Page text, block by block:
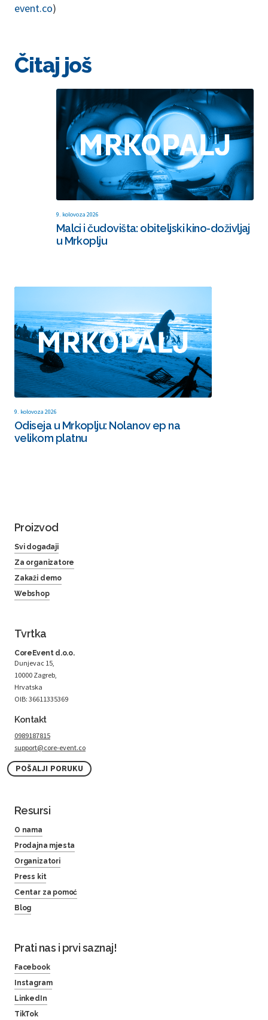
event.co)
Čitaj još
9. kolovoza 2026
Malci i čudovišta: obiteljski kino-doživljaj
u Mrkoplju
9. kolovoza 2026
Odiseja u Mrkoplju: Nolanov ep na
velikom platnu
Proizvod
Svi događaji
Za organizatore
Zakaži demo
Webshop
Tvrtka
CoreEvent d.o.o.
Dunjevac 15,
10000 Zagreb,
Hrvatska
OIB: 36611335369
Kontakt
0989187815
support@core-event.co
POŠALJI PORUKU
Resursi
O nama
Prodajna mjesta
Organizatori
Press kit
Centar za pomoć
Blog
Prati nas i prvi saznaj!
Facebook
Instagram
LinkedIn
TikTok